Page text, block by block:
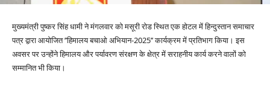
मुख्यमंत्री पुष्कर सिंह धामी ने मंगलवार को मसूरी रोड स्थित एक होटल में हिन्दुस्तान समाचार
पत्र द्वारा आयोजित ’’हिमालय बचाओ अभियान-2025’’ कार्यक्रम में प्रतिभाग किया। इस
अवसर पर उन्होंने हिमालय और पर्यावरण संरक्षण के क्षेत्र में सराहनीय कार्य करने वालों को
सम्मानित भी किया।